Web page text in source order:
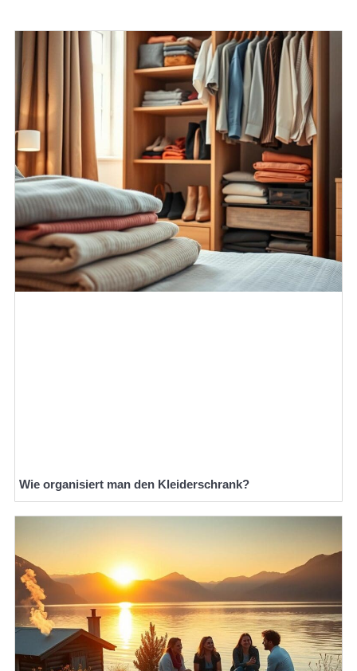
Wie organisiert man den Kleiderschrank?